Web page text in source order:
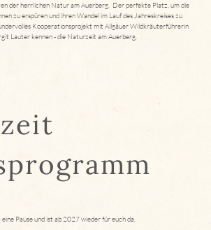
der herrlichen Natur am Auerberg. Der perfekte Platz, um die
zu erspüren und ihren Wandel im Lauf des Jahreskreises zu
Kooperationsprojekt mit Allgäuer Wildkräuterführerin
Lauter kennen - die Naturzeit am Auerberg.
Pause und ist ab 2027 wieder für euch da.